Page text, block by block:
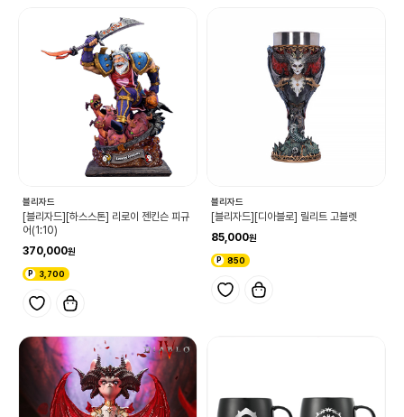
블리자드
[블리자드][하스스톤] 리로이 젠킨슨 피규
어(1:10)
370,000
3,700
블리자드
[블리자드][디아블로] 릴리트 고블렛
85,000
850